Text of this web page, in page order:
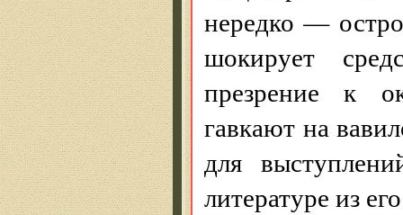
нередко —
шокирует
презрение к
гавкают на
для
литературе из